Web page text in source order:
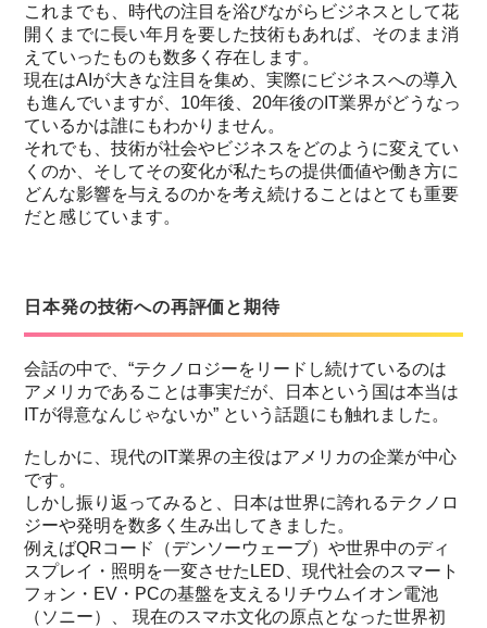
これまでも、時代の注目を浴びながらビジネスとして花
開くまでに長い年月を要した技術もあれば、そのまま消
えていったものも数多く存在します。
現在はAIが大きな注目を集め、実際にビジネスへの導入
も進んでいますが、10年後、20年後のIT業界がどうなっ
ているかは誰にもわかりません。
それでも、技術が社会やビジネスをどのように変えてい
くのか、そしてその変化が私たちの提供価値や働き方に
どんな影響を与えるのかを考え続けることはとても重要
だと感じています。
日本発の技術への再評価と期待
会話の中で、“テクノロジーをリードし続けているのは
アメリカであることは事実だが、日本という国は本当は
ITが得意なんじゃないか” という話題にも触れました。
たしかに、現代のIT業界の主役はアメリカの企業が中心
です。
しかし振り返ってみると、日本は世界に誇れるテクノロ
ジーや発明を数多く生み出してきました。
例えばQRコード（デンソーウェーブ）や世界中のディ
スプレイ・照明を一変させたLED、現代社会のスマート
フォン・EV・PCの基盤を支えるリチウムイオン電池
（ソニー）、 現在のスマホ文化の原点となった世界初